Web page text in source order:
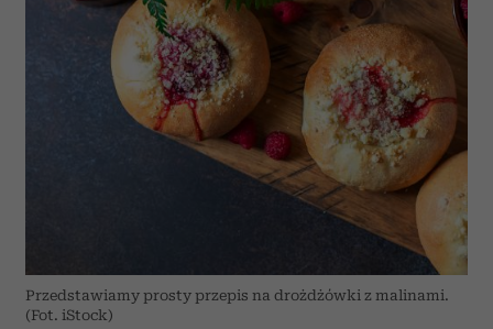
Przedstawiamy prosty przepis na drożdżówki z malinami.
(Fot. iStock)